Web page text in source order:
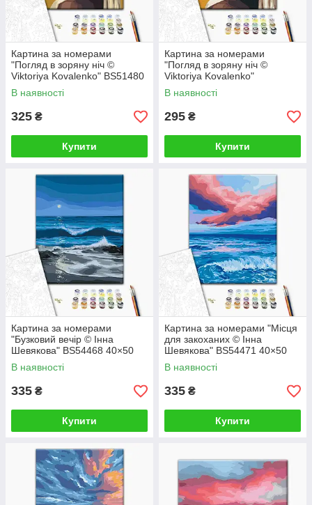
Картина за номерами
"Погляд в зоряну ніч ©
Viktoriya Kovalenko" BS51480
40×50 см
В наявності
325 ₴
Купити
Картина за номерами
"Погляд в зоряну ніч ©
Viktoriya Kovalenko"
RBS51480 30×40 см
В наявності
295 ₴
Купити
Картина за номерами
"Бузковий вечір © Інна
Шевякова" BS54468 40×50
см
В наявності
335 ₴
Купити
Картина за номерами "Місця
для закоханих © Інна
Шевякова" BS54471 40×50
см
В наявності
335 ₴
Купити